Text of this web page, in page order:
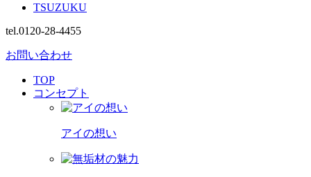
TSUZUKU
tel.0120-28-4455
お問い合わせ
TOP
コンセプト
アイの想い